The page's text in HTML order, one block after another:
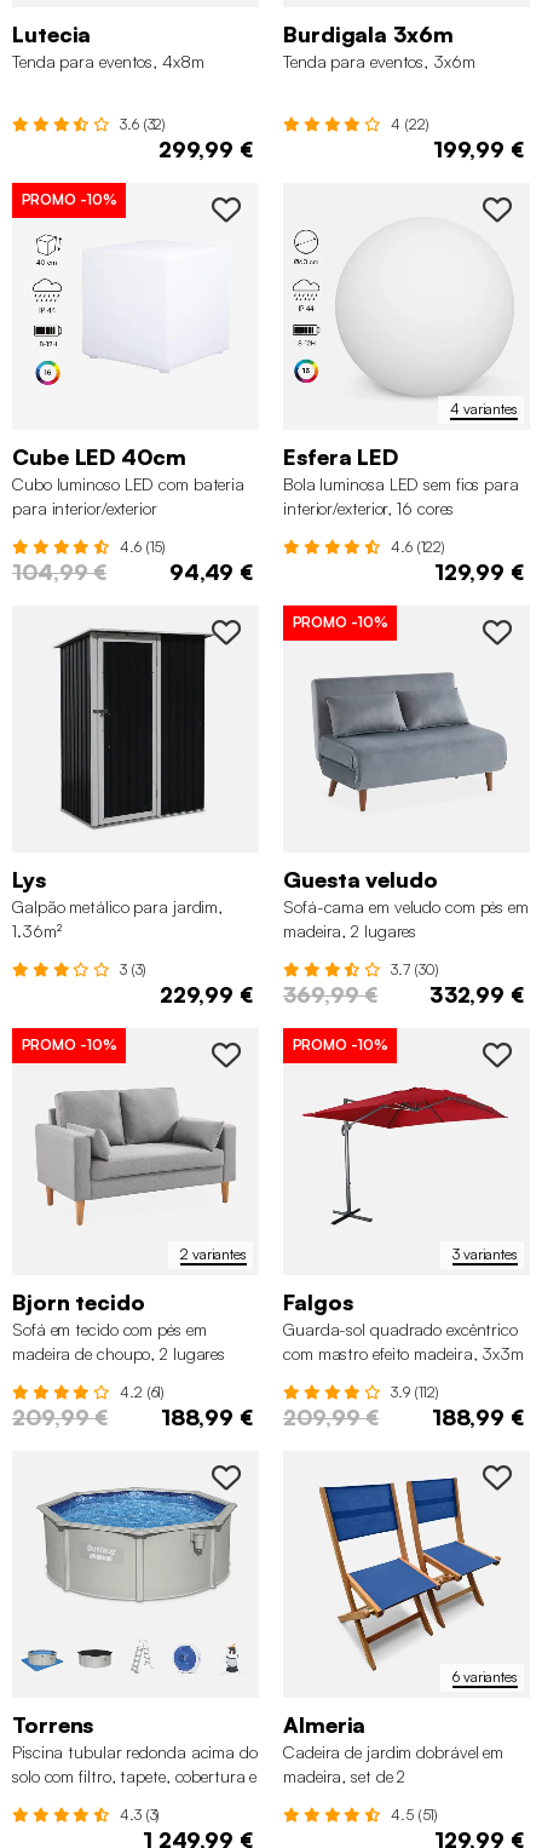
Lutecia
Tenda para eventos, 4x8m
3.6 (32)
299,99 €
Burdigala 3x6m
Tenda para eventos, 3x6m
4 (22)
199,99 €
PROMO -10%
Cube LED 40cm
Cubo luminoso LED com bateria
para interior/exterior
4.6 (15)
104,99 € 94,49 €
4 variantes
Esfera LED
Bola luminosa LED sem fios para
interior/exterior, 16 cores
4.6 (122)
129,99 €
Lys
Galpão metálico para jardim,
1.36m²
3 (3)
229,99 €
PROMO -10%
Guesta veludo
Sofá-cama em veludo com pés em
madeira, 2 lugares
3.7 (30)
369,99 € 332,99 €
2 variantes
PROMO -10%
Bjorn tecido
Sofá em tecido com pés em
madeira de choupo, 2 lugares
4.2 (61)
209,99 € 188,99 €
3 variantes
PROMO -10%
Falgos
Guarda-sol quadrado excêntrico
com mastro efeito madeira, 3x3m
3.9 (112)
209,99 € 188,99 €
Torrens
Piscina tubular redonda acima do
solo com filtro, tapete, cobertura e
4.3 (3)
1 249,99 €
6 variantes
Almeria
Cadeira de jardim dobrável em
madeira, set de 2
4.5 (51)
129,99 €